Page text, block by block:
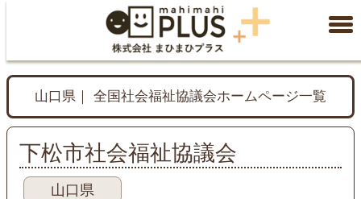
山口県｜ 全国社会福祉協議会ホームページ一覧
下松市社会福祉協議会
山口県